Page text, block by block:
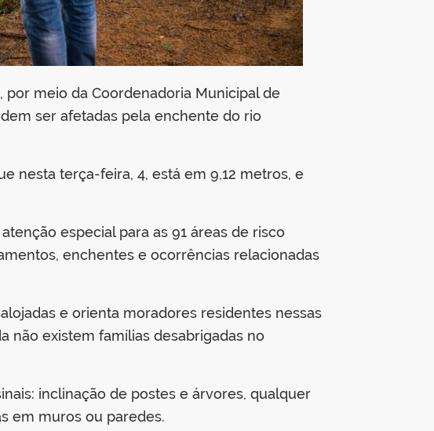
por meio da Coordenadoria Municipal de
ser afetadas pela enchente do rio
nesta terça-feira, 4, está em 9,12 metros, e
especial para as 91 áreas de risco
enchentes e ocorrências relacionadas
e orienta moradores residentes nessas
não existem famílias desabrigadas no
inclinação de postes e árvores, qualquer
em muros ou paredes.